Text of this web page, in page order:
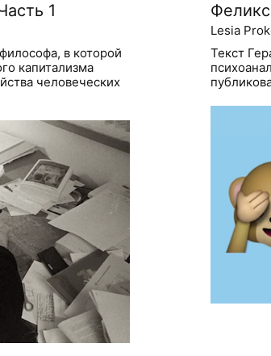
1
в которой
капитализма
человеческих
Lesia
Текст